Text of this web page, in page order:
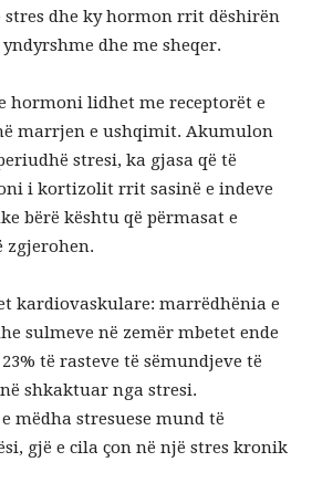
dhe ky hormon rrit dëshirën
dhe me sheqer.
hormoni lidhet me receptorët e
marrjen e ushqimit. Akumulon
stresi, ka gjasa që të
i kortizolit rrit sasinë e indeve
bërë kështu që përmasat e
zgjerohen.
kardiovaskulare: marrëdhënia e
sulmeve në zemër mbetet ende
të rasteve të sëmundjeve të
shkaktuar nga stresi.
mëdha stresuese mund të
gjë e cila çon në një stres kronik